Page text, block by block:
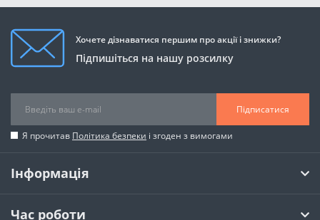
Хочете дізнаватися першим про акції і знижки?
Підпишіться на нашу розсилку
Підписатися
Я прочитав Політика безпеки і згоден з вимогами
Інформація
Час роботи